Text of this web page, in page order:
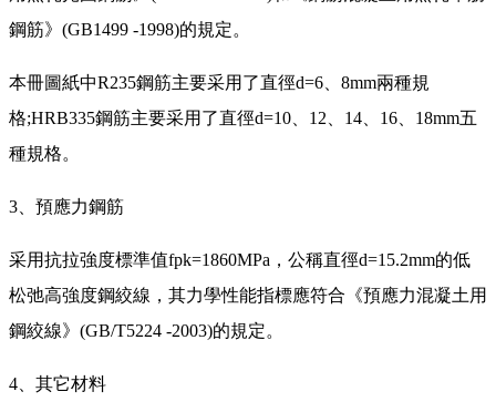
鋼筋》(GB1499 -1998)的規定。
本冊圖紙中R235鋼筋主要采用了直徑d=6、8mm兩種規
格;HRB335鋼筋主要采用了直徑d=10、12、14、16、18mm五
種規格。
3、預應力鋼筋
采用抗拉強度標準值fpk=1860MPa，公稱直徑d=15.2mm的低
松弛高強度鋼絞線，其力學性能指標應符合《預應力混凝土用
鋼絞線》(GB/T5224 -2003)的規定。
4、其它材料